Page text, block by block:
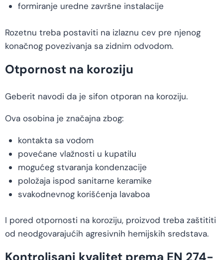
formiranje uredne završne instalacije
Rozetnu treba postaviti na izlaznu cev pre njenog
konačnog povezivanja sa zidnim odvodom.
Otpornost na koroziju
Geberit navodi da je sifon otporan na koroziju.
Ova osobina je značajna zbog:
kontakta sa vodom
povećane vlažnosti u kupatilu
mogućeg stvaranja kondenzacije
položaja ispod sanitarne keramike
svakodnevnog korišćenja lavaboa
I pored otpornosti na koroziju, proizvod treba zaštititi
od neodgovarajućih agresivnih hemijskih sredstava.